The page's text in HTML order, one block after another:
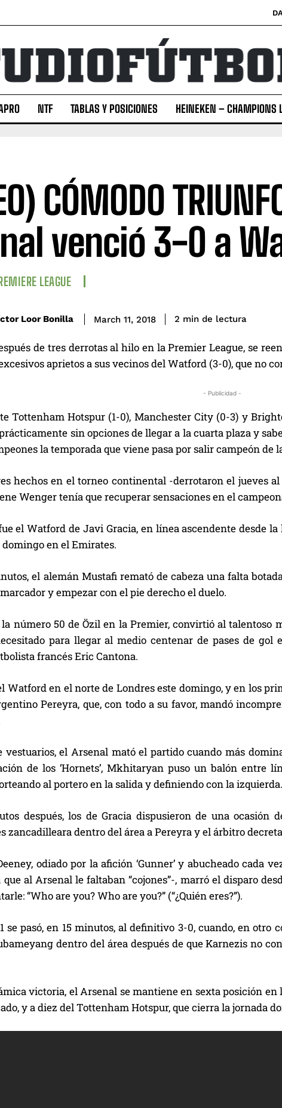
NTF TABLAS Y POSICIONES HEINEKEN – CHAMPIONS
CÓMODO
venció 3-0 a
LEAGUE
Loor Bonilla March 11, 2018 2 min de lectura
de tres derrotas al hilo en la Premier League, se
aprietos a sus vecinos del Watford (3-0), que no
- Publicidad -
Tottenham Hotspur (1-0), Manchester City (0-3) y
prácticamente sin opciones de llegar a la cuarta plaza y
la temporada que viene pasa por salir campeón de
hechos en el torneo continental -derrotaron el jueves
Wenger tenía que recuperar sensaciones en el
el Watford de Javi Gracia, en línea ascendente desde
domingo en el Emirates.
el alemán Mustafi remató de cabeza una falta
y empezar con el pie derecho el duelo.
la número 50 de Özil en la Premier, convirtió al talentoso
para llegar al medio centenar de pases de gol
francés Eric Cantona.
Watford en el norte de Londres este domingo, y en los
Pereyra, que, con todo a su favor, mandó
vestuarios, el Arsenal mató el partido cuando más
de los ‘Hornets’, Mkhitaryan puso un balón entre
al portero en la salida y definiendo con la izquierda.
después, los de Gracia dispusieron de una ocasión
zancadilleara dentro del área a Pereyra y el árbitro
odiado por la afición ‘Gunner’ y abucheado cada
al Arsenal le faltaban “cojones”-, marró el disparo
“Who are you? Who are you?” (“¿Quién eres?”).
se pasó, en 15 minutos, al definitivo 3-0, cuando, en
dentro del área después de que Karnezis no
victoria, el Arsenal se mantiene en sexta posición en
y a diez del Tottenham Hotspur, que cierra la jornada